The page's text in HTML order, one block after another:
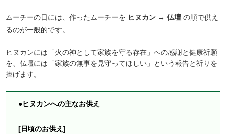
ムーチーの日には、作ったムーチーを ヒヌカン → 仏壇 の順で供え
るのが一般的です。
ヒヌカンには「火の神として家族を守る存在」への感謝と健康祈願
を、仏壇には「家族の無事を見守ってほしい」という報告と祈りを
捧げます。
●ヒヌカンへの主なお供え
[日頃のお供え]